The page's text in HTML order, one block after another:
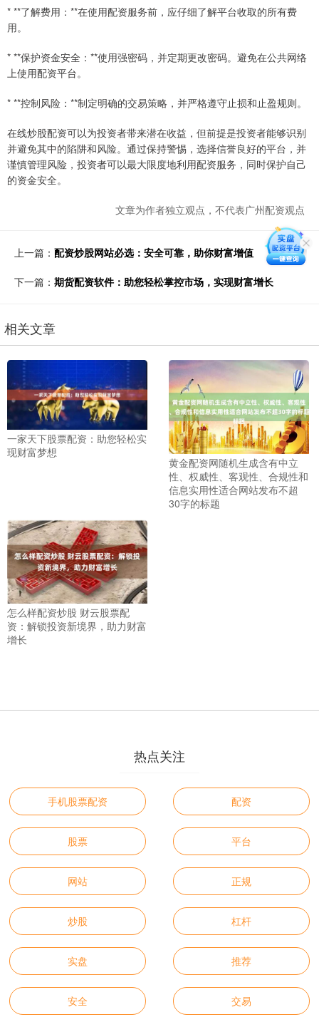
* **了解费用：**在使用配资服务前，应仔细了解平台收取的所有费
用。
* **保护资金安全：**使用强密码，并定期更改密码。避免在公共网络
上使用配资平台。
* **控制风险：**制定明确的交易策略，并严格遵守止损和止盈规则。
在线炒股配资可以为投资者带来潜在收益，但前提是投资者能够识别
并避免其中的陷阱和风险。通过保持警惕，选择信誉良好的平台，并
谨慎管理风险，投资者可以最大限度地利用配资服务，同时保护自己
的资金安全。
文章为作者独立观点，不代表广州配资观点
上一篇： 配资炒股网站必选：安全可靠，助你财富增值
下一篇： 期货配资软件：助您轻松掌控市场，实现财富增长
相关文章
一家天下股票配资：助您轻松实
现财富梦想
黄金配资网随机生成含有中立
性、权威性、客观性、合规性和
信息实用性适合网站发布不超
30字的标题
怎么样配资炒股 财云股票配
资：解锁投资新境界，助力财富
增长
热点关注
手机股票配资 配资
股票 平台
网站 正规
炒股 杠杆
实盘 推荐
安全 交易